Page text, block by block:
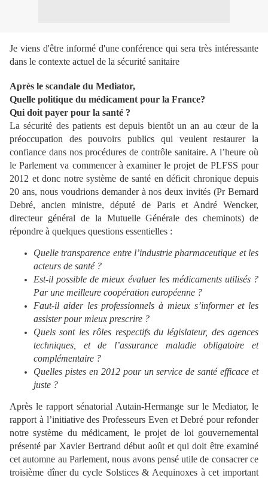
Je viens d'être informé d'une conférence qui sera très intéressante
dans le contexte actuel de la sécurité sanitaire
Après le scandale du Mediator,
Quelle politique du médicament pour la France?
Qui doit payer pour la santé ?
La sécurité des patients est depuis bientôt un an au cœur de la
préoccupation des pouvoirs publics qui veulent restaurer la
confiance dans nos procédures de contrôle sanitaire. A l’heure où
le Parlement va commencer à examiner le projet de PLFSS pour
2012 et donc notre système de santé en déficit chronique depuis
20 ans, nous voudrions demander à nos deux invités (Pr Bernard
Debré, ancien ministre, député de Paris et André Wencker,
directeur général de la Mutuelle Générale des cheminots) de
répondre à quelques questions essentielles :
Quelle transparence entre l’industrie pharmaceutique et les
acteurs de santé ?
Est-il possible de mieux évaluer les médicaments utilisés ?
Par une meilleure coopération européenne ?
Faut-il aider les professionnels à mieux s’informer et les
assister pour mieux prescrire ?
Quels sont les rôles respectifs du législateur, des agences
techniques, et de l’assurance maladie obligatoire et
complémentaire ?
Quelles pistes en 2012 pour un service de santé efficace et
juste ?
Après le rapport sénatorial Autain-Hermange sur le Mediator, le
rapport à l’initiative des Professeurs Even et Debré pour refonder
notre système du médicament, le projet de loi gouvernemental
présenté par Xavier Bertrand début août et qui doit être examiné
cet automne au Parlement, nous avons pensé utile de consacrer ce
troisième dîner du cycle Solstices & Aequinoxes à cet important